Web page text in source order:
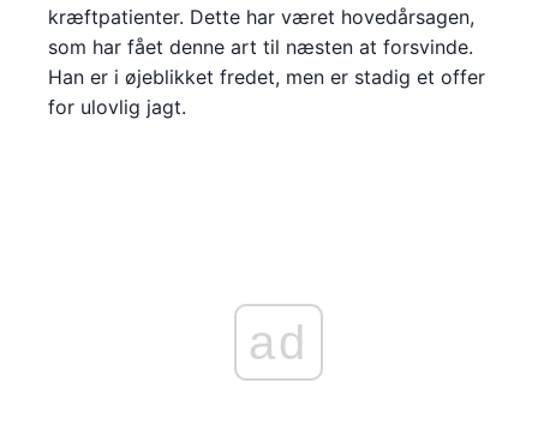
kræftpatienter. Dette har været hovedårsagen,
som har fået denne art til næsten at forsvinde.
Han er i øjeblikket fredet, men er stadig et offer
for ulovlig jagt.
ad